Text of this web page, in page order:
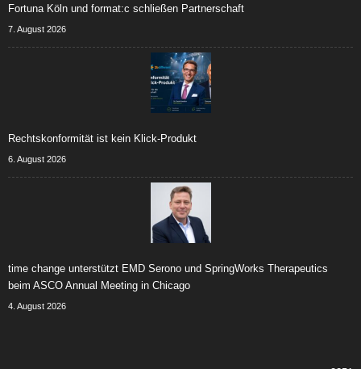
Fortuna Köln und format:c schließen Partnerschaft
7. August 2026
Rechtskonformität ist kein Klick-Produkt
6. August 2026
time change unterstützt EMD Serono und SpringWorks Therapeutics
beim ASCO Annual Meeting in Chicago
4. August 2026